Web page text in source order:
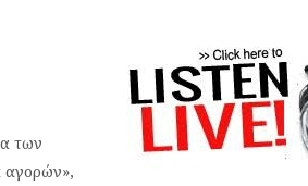
των
αγορών»,